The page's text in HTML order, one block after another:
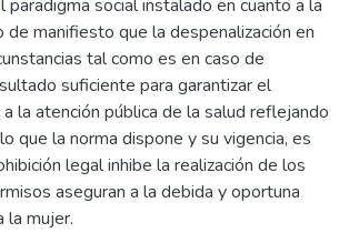
paradigma social instalado en cuanto a la
de manifiesto que la despenalización en
tal como es en caso de
suficiente para garantizar el
la atención pública de la salud reflejando
que la norma dispone y su vigencia, es
legal inhibe la realización de los
aseguran a la debida y oportuna
la mujer.